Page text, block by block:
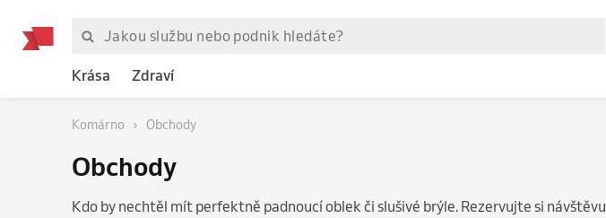
Krása Zdraví
Komárno Obchody
Obchody
Kdo by nechtěl mít perfektně padnoucí oblek či slušivé brýle. Rezervujte si návštěvu